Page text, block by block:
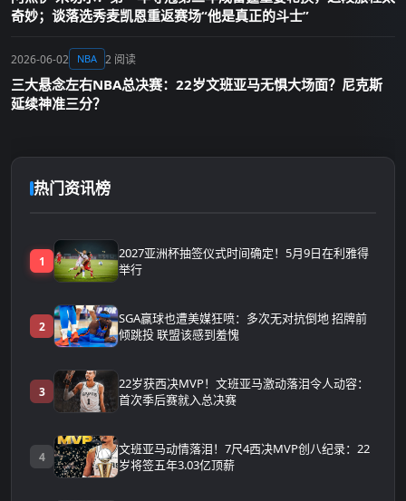
奇妙；谈落选秀麦凯恩重返赛场“他是真正的斗士”
2026-06-02 NBA 2 阅读
三大悬念左右NBA总决赛：22岁文班亚马无惧大场面？尼克斯
延续神准三分？
热门资讯榜
1
2027亚洲杯抽签仪式时间确定！5月9日在利雅得
举行
2
SGA赢球也遭美媒狂喷：多次无对抗倒地 招牌前
倾跳投 联盟该感到羞愧
3
22岁获西决MVP！文班亚马激动落泪令人动容：
首次季后赛就入总决赛
4
文班亚马动情落泪！7尺4西决MVP创八纪录：22
岁将签五年3.03亿顶薪